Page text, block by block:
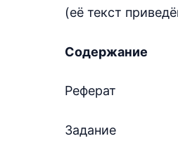
(её текст
Содержание
Реферат
Задание